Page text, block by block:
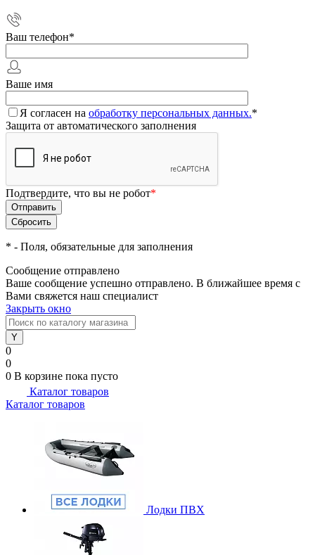
Ваш телефон*
Ваше имя
Я согласен на обработку персональных данных.*
Защита от автоматического заполнения
Подтвердите, что вы не робот*
* - Поля, обязательные для заполнения
Сообщение отправлено
Ваше сообщение успешно отправлено. В ближайшее время с
Вами свяжется наш специалист
Закрыть окно
0
0
0 В корзине пока пусто
Каталог товаров
Каталог товаров
Лодки ПВХ